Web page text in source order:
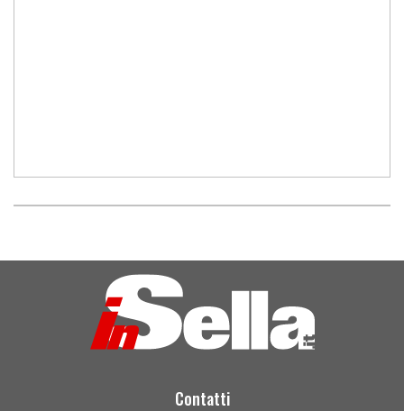
Contatti